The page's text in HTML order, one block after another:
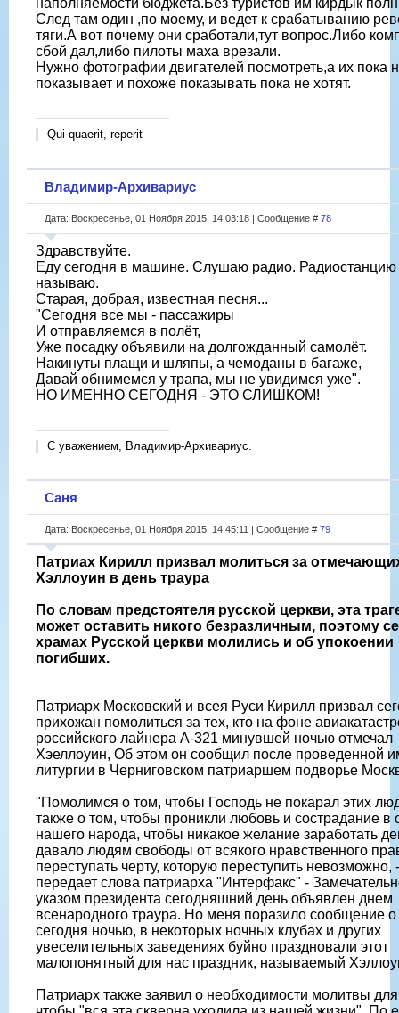
наполняемости бюджета.Без туристов им кирдык
След там один ,по моему, и ведет к срабатыванию
тяги.А вот почему они сработали,тут вопрос.Либо
сбой дал,либо пилоты маха врезали.
Нужно фотографии двигателей посмотреть,а их пока
показывает и похоже показывать пока не хотят.
Qui quaerit, reperit
Владимир-Архивариус
Дата: Воскресенье, 01 Ноября 2015, 14:03:18 | Сообщение # 78
Здравствуйте.
Еду сегодня в машине. Слушаю радио. Радиостанцию
называю.
Старая, добрая, известная песня...
"Сегодня все мы - пассажиры
И отправляемся в полёт,
Уже посадку объявили на долгожданный самолёт.
Накинуты плащи и шляпы, а чемоданы в багаже,
Давай обнимемся у трапа, мы не увидимся уже".
НО ИМЕННО СЕГОДНЯ - ЭТО СЛИШКОМ!
С уважением, Владимир-Архивариус.
Саня
Дата: Воскресенье, 01 Ноября 2015, 14:45:11 | Сообщение # 79
Патриах Кирилл призвал молиться за
Хэллоуин в день траура
По словам предстоятеля русской церкви, эта
может оставить никого безразличным, поэтому
храмах Русской церкви молились и об упокоении
погибших.
Патриарх Московский и всея Руси Кирилл призвал
прихожан помолиться за тех, кто на фоне
российского лайнера А-321 минувшей ночью отмечал
Хэеллоуин, Об этом он сообщил после проведенной
литургии в Черниговском патриаршем подворье
"Помолимся о том, чтобы Господь не покарал этих
также о том, чтобы проникли любовь и сострадание в
нашего народа, чтобы никакое желание заработать
давало людям свободы от всякого нравственного
переступать черту, которую переступить невозможно, -
передает слова патриарха "Интерфакс" -
указом президента сегодняшний день объявлен днем
всенародного траура. Но меня поразило сообщение о
сегодня ночью, в некоторых ночных клубах и других
увеселительных заведениях буйно праздновали этот
малопонятный для нас праздник, называемый
Патриарх также заявил о необходимости молитвы для